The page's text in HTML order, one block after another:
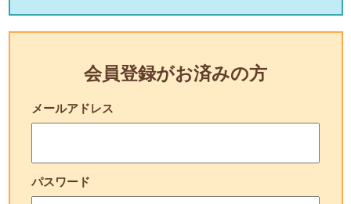
会員登録がお済みの方
メールアドレス
パスワード